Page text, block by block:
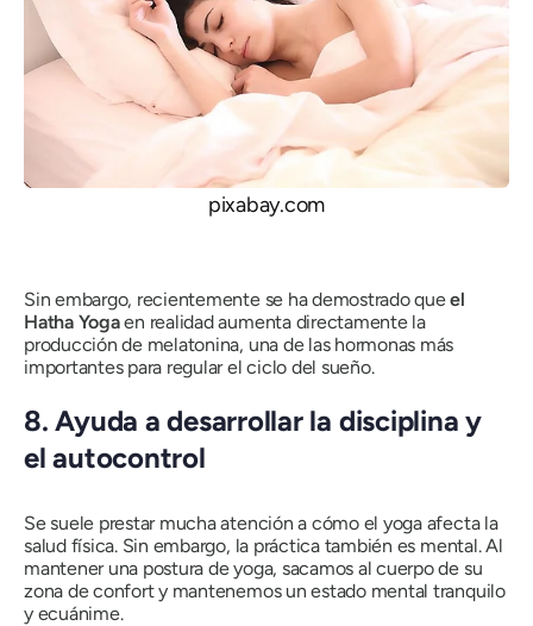
pixabay.com
Sin embargo, recientemente se ha demostrado queel
Hatha Yogaen realidad aumenta directamente la
producción de melatonina, una de las hormonas más
importantes para regular el ciclo del sueño.
8.Ayuda a desarrollar la disciplina y
el autocontrol
Se suele prestar mucha atención a cómo el yoga afecta la
salud física. Sin embargo, la práctica también es mental. Al
mantener una postura de yoga, sacamos al cuerpo de su
zona de confort y mantenemos un estado mental tranquilo
y ecuánime.